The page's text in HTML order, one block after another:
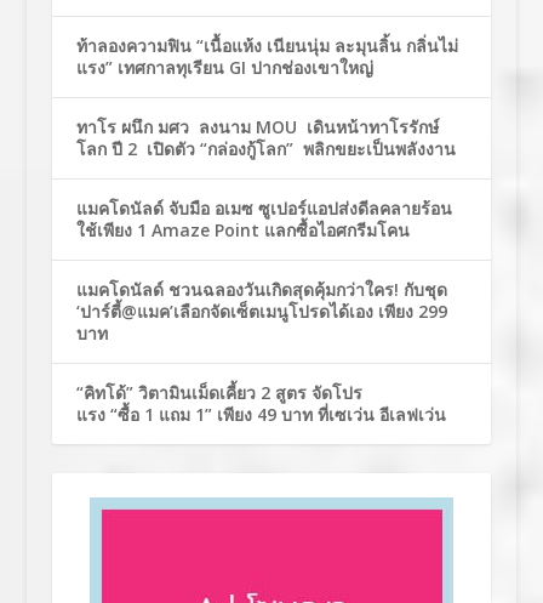
ท้าลองความฟิน “เนื้อแห้ง เนียนนุ่ม ละมุนลิ้น กลิ่นไม่
แรง” เทศกาลทุเรียน GI ปากช่องเขาใหญ่
ทาโร ผนึก มศว ลงนาม MOU เดินหน้าทาโรรักษ์
โลก ปี 2 เปิดตัว “กล่องกู้โลก” พลิกขยะเป็นพลังงาน
แมคโดนัลด์ จับมือ อเมซ ซูเปอร์แอปส่งดีลคลายร้อน
ใช้เพียง 1 Amaze Point แลกซื้อไอศกรีมโคน
แมคโดนัลด์ ชวนฉลองวันเกิดสุดคุ้มกว่าใคร! กับชุด
‘ปาร์ตี้@แมค’เลือกจัดเซ็ตเมนูโปรดได้เอง เพียง 299
บาท
“คิทโด้” วิตามินเม็ดเคี้ยว 2 สูตร จัดโปร
แรง “ซื้อ 1 แถม 1” เพียง 49 บาท ที่เซเว่น อีเลฟเว่น